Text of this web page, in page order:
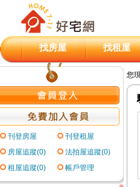
找房屋 找租屋
刊登房屋
刊登租屋
房屋追蹤(0)
法拍屋追蹤(0)
租屋追蹤(0)
帳戶管理
您